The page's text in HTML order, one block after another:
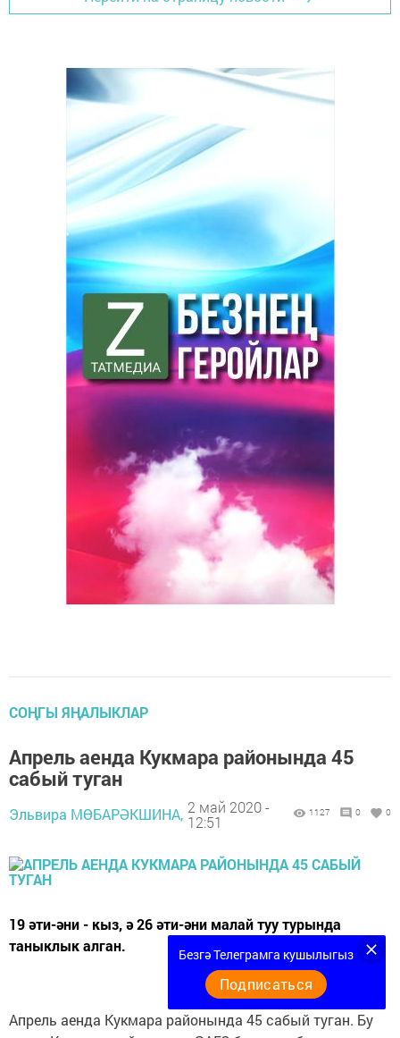
СОҢГЫ ЯҢАЛЫКЛАР
Апрель аенда Кукмара районында 45
сабый туган
Эльвира МӨБАРӘКШИНА, 2 май 2020 -
12:51
1127 0 0
19 әти-әни - кыз, ә 26 әти-әни малай туу турында
таныклык алган.
Апрель аенда Кукмара районында 45 сабый туган. Бу
Безгә Телеграмга кушылыгыз
Подписаться